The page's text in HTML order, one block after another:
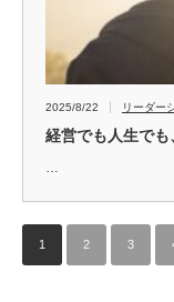
2025/8/22 リーダー
経営でも人生で
…
1 2 3